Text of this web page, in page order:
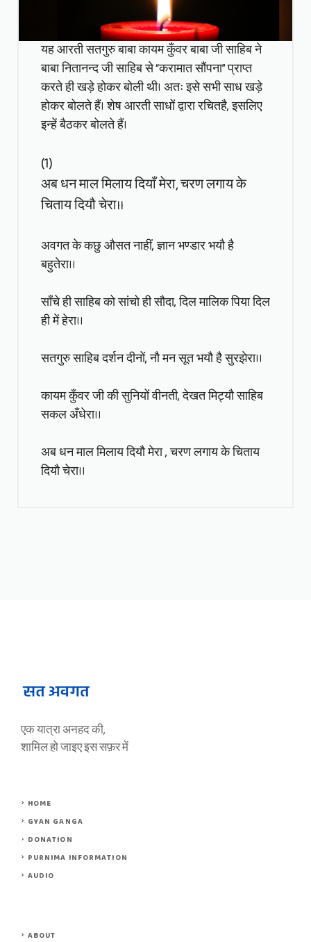
यह आरती सतगुरु बाबा कायम कुँवर बाबा जी साहिब ने
बाबा नितानन्द जी साहिब से “करामात सौंपना” प्राप्त
करते ही खड़े होकर बोली थी। अतः इसे सभी साध खड़े
होकर बोलते हैं। शेष आरती साधों द्वारा रचितहै, इसलिए
इन्हें बैठकर बोलते हैं।
(1)
अब धन माल मिलाय दियाँ मेरा, चरण लगाय के
चिताय दियौ चेरा।।
अवगत के कछु औसत नाहीं, ज्ञान भण्डार भयौ है
बहुतेरा।।
साँचे ही साहिब को सांचो ही सौदा, दिल मालिक पिया दिल
ही में हेरा।।
सतगुरु साहिब दर्शन दीनों, नौ मन सूत भयौ है सुरझेरा।।
कायम कुँवर जी की सुनियों वीनती, देखत मिट्यौ साहिब
सकल अँधेरा।।
अब धन माल मिलाय दियौ मेरा , चरण लगाय के चिताय
दियौ चेरा।।
एक यात्रा अनहद की,
शामिल हो जाइए इस सफ़र में
HOME
GYAN GANGA
DONATION
PURNIMA INFORMATION
AUDIO
ABOUT